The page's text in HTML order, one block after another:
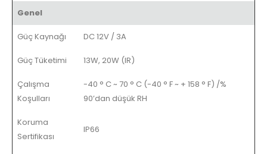
Genel
Güç Kaynağı DC 12V / 3A
Güç Tüketimi 13W, 20W (IR)
Çalışma
Koşulları
-40 ° C ~ 70 ° C (-40 ° F ~ + 158 ° F) /%
90’dan düşük RH
Koruma
Sertifikası
IP66